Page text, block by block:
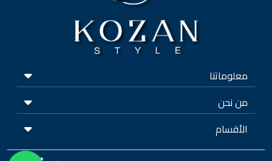
معلوماتنا
من نحن
الأقسام